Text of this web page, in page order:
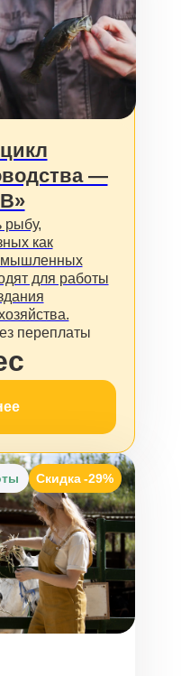
—
рыбу,
как
для работы
переплаты
Скидка -29%